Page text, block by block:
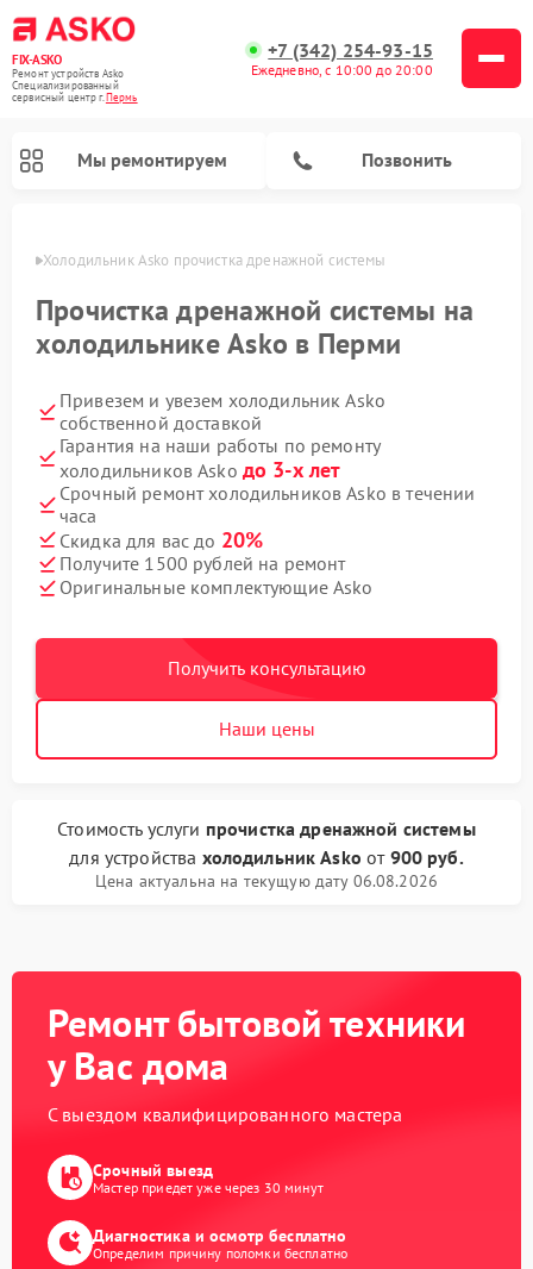
FIX-ASKO
Ремонт устройств Asko
Специализированный
cервисный центр г.Пермь
+7 (342) 254-93-15
Ежедневно, с 10:00 до 20:00
Мы ремонтируем Позвонить
Холодильник Asko прочистка дренажной системы
Прочистка дренажной системы на
холодильнике Asko в Перми
Привезем и увезем холодильник Asko
собственной доставкой
Гарантия на наши работы по ремонту
холодильников Asko до 3-х лет
Срочный ремонт холодильников Asko в течении
часа
Скидка для вас до 20%
Получите 1500 рублей на ремонт
Оригинальные комплектующие Asko
Получить консультацию
Наши цены
Стоимость услуги прочистка дренажной системы
для устройства холодильник Asko от 900 руб.
Цена актуальна на текущую дату 06.08.2026
Ремонт бытовой техники
у Вас дома
С выездом квалифицированного мастера
Срочный выезд
Мастер приедет уже через 30 минут
Диагностика и осмотр бесплатно
Определим причину поломки бесплатно